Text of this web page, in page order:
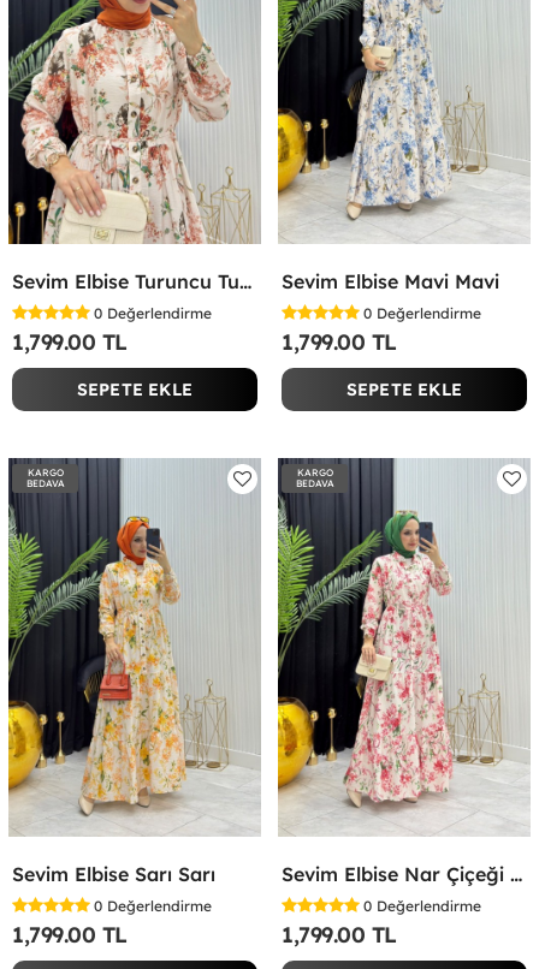
Sevim Elbise Turuncu Turuncu
0 Değerlendirme
1,799.00 TL
SEPETE EKLE
Sevim Elbise Mavi Mavi
0 Değerlendirme
1,799.00 TL
SEPETE EKLE
KARGO
BEDAVA
Sevim Elbise Sarı Sarı
0 Değerlendirme
1,799.00 TL
KARGO
BEDAVA
Sevim Elbise Nar Çiçeği Nar Çiçeği
0 Değerlendirme
1,799.00 TL